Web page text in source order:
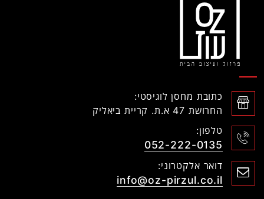
כתובת מחסן לוגיסטי:
החרושת 47 א.ת. קריית ביאליק
טלפון:
052-222-0135
דואר אלקטרוני:
info@oz-pirzul.co.il